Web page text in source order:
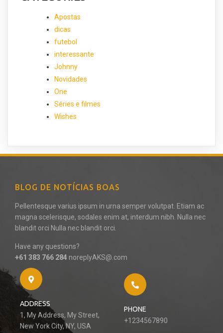
Apostas
dicas
futebol
interessante
Johnny
Novidades
One
Séries e filmes
Wishes
BLOG DE NOTÍCIAS BOAS
Pellentesque varius ipsum in urna semper volutpat. Etiam ac
magna scelerisque, sodales enim at, interdum nibh. Nulla nec
blandit orci Nulla nec blandit orci.
Have any questions?
+61 383 766 284 noreplyAKS@.com
ADDRESS
1, My Address, My Street,
New York City, NY, USA
PHONE
+1234567890